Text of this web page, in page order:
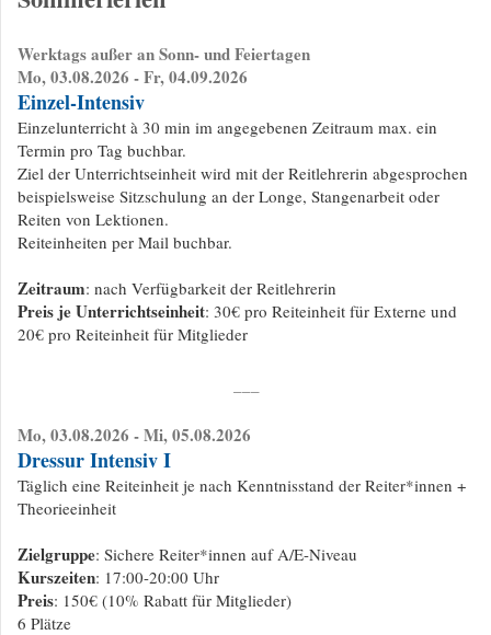
Werktags außer an Sonn- und Feiertagen
Mo, 03.08.2026 - Fr, 04.09.2026
Einzel-Intensiv
Einzelunterricht à 30 min im angegebenen Zeitraum max. ein
Termin pro Tag buchbar.
Ziel der Unterrichtseinheit wird mit der Reitlehrerin abgesprochen
beispielsweise Sitzschulung an der Longe, Stangenarbeit oder
Reiten von Lektionen.
Reiteinheiten per Mail buchbar.
Zeitraum: nach Verfügbarkeit der Reitlehrerin
Preis je Unterrichtseinheit: 30€ pro Reiteinheit für Externe und
20€ pro Reiteinheit für Mitglieder
Mo, 03.08.2026 - Mi, 05.08.2026
Dressur Intensiv I
Täglich eine Reiteinheit je nach Kenntnisstand der Reiter*innen +
Theorieeinheit
Zielgruppe: Sichere Reiter*innen auf A/E-Niveau
Kurszeiten: 17:00-20:00 Uhr
Preis: 150€ (10% Rabatt für Mitglieder)
6 Plätze